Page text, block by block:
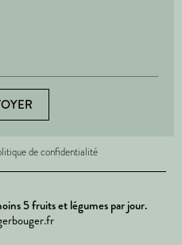
de confidentialité
5 fruits et légumes par jour.